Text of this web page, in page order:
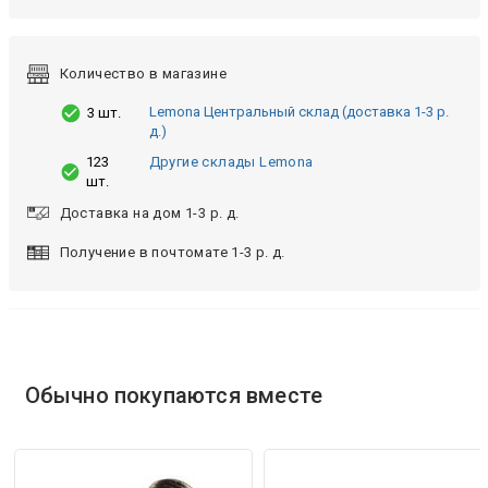
Количество в магазине
3 шт.
Lemona Центральный склад (доставка 1-3 р.
д.)
123
шт.
Другие склады Lemona
Доставка на дом 1-3 р. д.
Получение в почтомате 1-3 р. д.
Обычно покупаются вместе